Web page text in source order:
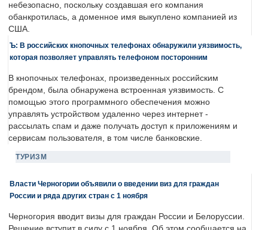
небезопасно, поскольку создавшая его компания
обанкротилась, а доменное имя выкуплено компанией из
США.
Ъ: В российских кнопочных телефонах обнаружили уязвимость,
которая позволяет управлять телефоном посторонним
В кнопочных телефонах, произведенных российским
брендом, была обнаружена встроенная уязвимость. С
помощью этого программного обеспечения можно
управлять устройством удаленно через интернет -
рассылать спам и даже получать доступ к приложениям и
сервисам пользователя, в том числе банковские.
ТУРИЗМ
Власти Черногории объявили о введении виз для граждан
России и ряда других стран с 1 ноября
Черногория вводит визы для граждан России и Белоруссии.